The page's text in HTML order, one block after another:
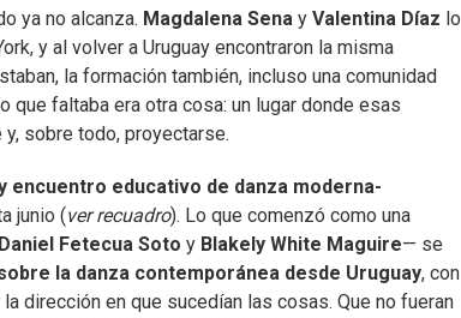
ya no alcanza. Magdalena Sena y Valentina Díaz lo
y al volver a Uruguay encontraron la misma
la formación también, incluso una comunidad
faltaba era otra cosa: un lugar donde esas
sobre todo, proyectarse.
encuentro educativo de danza moderna-
junio (ver recuadro). Lo que comenzó como una
Daniel Fetecua Soto y Blakely White Maguire— se
la danza contemporánea desde Uruguay, con
dirección en que sucedían las cosas. Que no fueran